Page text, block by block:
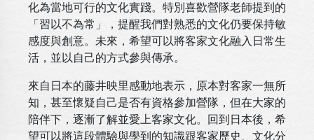
化為當地可行的文化實踐。特別喜歡營隊老師提到的
「習以不為常」，提醒我們對熟悉的文化仍要保持敏
感度與創意。未來，希望可以將客家文化融入日常生
活，並以自己的方式參與傳承。
來自日本的藤井映里感動地表示，原本對客家一無所
知，甚至懷疑自己是否有資格參加營隊，但在大家的
陪伴下，逐漸了解並愛上客家文化。回到日本後，希
望可以將這段體驗與學到的知識跟客家歷史、文化分